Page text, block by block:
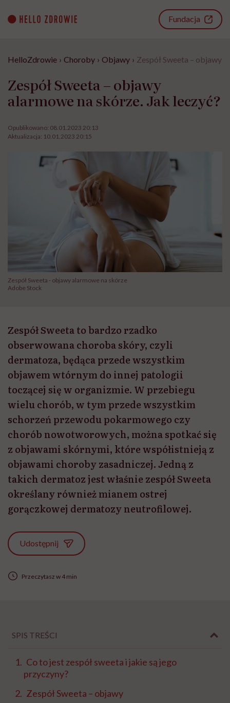
content
Fundacja
HelloZdrowie › Choroby › Objawy › Zespół Sweeta – objawy
Zespół Sweeta – objawy
alarmowe na skórze. Jak leczyć?
Opublikowano: 08.01.2023 20:13
Aktualizacja: 10.01.2023 20:15
Zespół Sweeta - objawy alarmowe na skórze
Adobe Stock
Zespół Sweeta to bardzo rzadko
obserwowana choroba skóry, czyli
dermatoza, będąca przede wszystkim
objawem wtórnym do innej patologii
toczącej się w organizmie. W przebiegu
wielu chorób, w tym przede wszystkim
schorzeń przewodu pokarmowego czy
chorób nowotworowych, można spotkać się
z objawami skórnymi, które współistnieją z
objawami choroby zasadniczej. Jedną z
takich dermatoz jest właśnie zespół Sweeta
określany również mianem ostrej
gorączkowej dermatozy neutrofilowej.
Udostępnij
Przeczytasz w 4 min
SPIS TREŚCI
Co to jest zespół sweeta i jakie są jego
przyczyny?
Zespół Sweeta – objawy